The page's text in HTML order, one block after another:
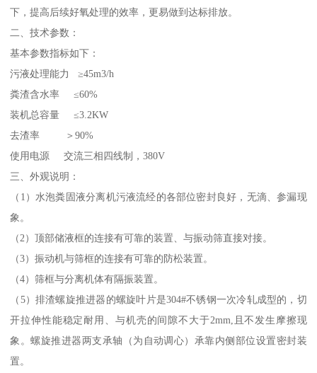
下，提高后续好氧处理的效率，更易做到达标排放。
二、技术参数：
基本参数指标如下：
污液处理能力 ≥45m3/h
粪渣含水率 ≤60%
装机总容量 ≤3.2KW
去渣率 ＞90%
使用电源 交流三相四线制，380V
三、外观说明：
（1）水泡粪固液分离机污液流经的各部位密封良好，无滴、参漏现
象。
（2）顶部储液框的连接有可靠的装置、与振动筛直接对接。
（3）振动机与筛框的连接有可靠的防松装置。
（4）筛框与分离机体有隔振装置。
（5）排渣螺旋推进器的螺旋叶片是304#不锈钢一次冷轧成型的，切
开拉伸性能稳定耐用、与机壳的间隙不大于2mm,且不发生摩擦现
象。螺旋推进器两支承轴（为自动调心）承靠内侧部位设置密封装
置。